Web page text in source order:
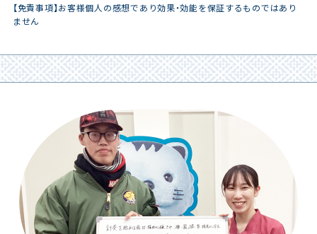
【免責事項】お客様個人の感想であり効果・効能を保証するものではあり
ません